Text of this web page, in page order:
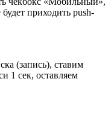
приходить push-
(запись), ставим
1 сек, оставляем